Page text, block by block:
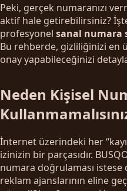
Peki, gerçek numaranızı
aktif hale getirebilirsiniz?
profesyonel sanal numara
Bu rehberde, gizliliğinizi en
onay yapabileceğinizi
Neden Kişisel
İnternet üzerindeki her
izinizin bir parçasıdır.
numara doğrulaması istese
reklam ajanslarının eline